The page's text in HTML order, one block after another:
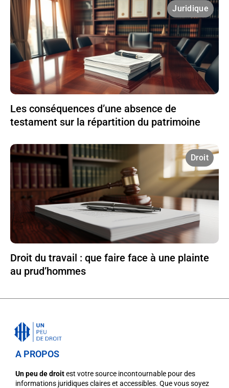
Juridique
Les conséquences d’une absence de
testament sur la répartition du patrimoine
Droit
Droit du travail : que faire face à une plainte
au prud’hommes
A PROPOS
Un peu de droitest votre source incontournable pour des
informations juridiques claires et accessibles. Que vous soyez